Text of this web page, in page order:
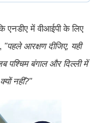
एनडीए में वीआईपी के लिए
"पहले आरक्षण दीजिए, यही
पश्चिम बंगाल और दिल्ली में
नहीं?"